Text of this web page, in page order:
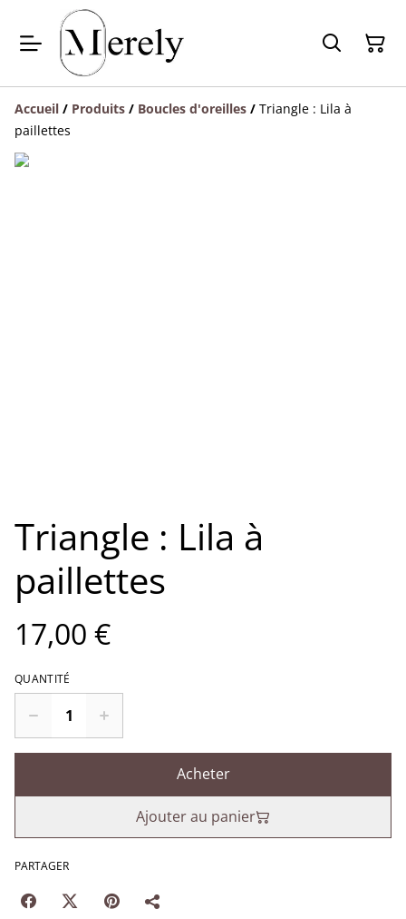
Accueil / Produits / Boucles d'oreilles / Triangle : Lila à
paillettes
Triangle : Lila à
paillettes
17,00 €
QUANTITÉ
Acheter
Ajouter au panier
PARTAGER